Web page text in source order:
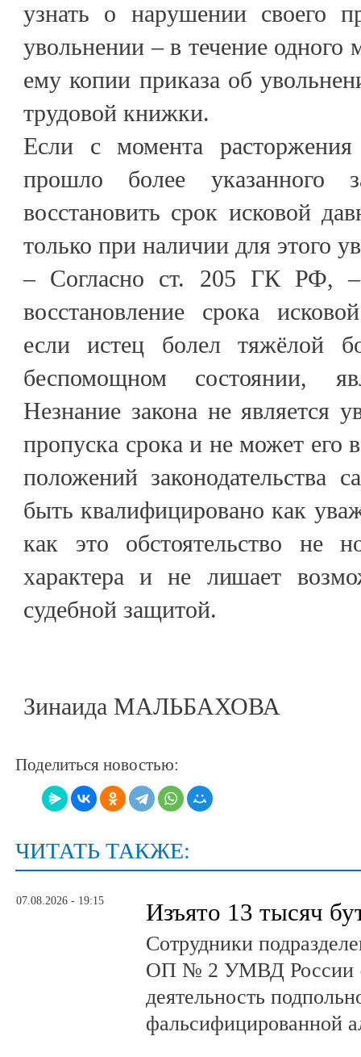
узнать о нарушении своего
увольнении – в течение одного
ему копии приказа об
трудовой книжки.
Если с момента
прошло более указанного
восстановить срок исковой
только при наличии для этого
– Согласно ст. 205 ГК РФ, –
восстановление срока
если истец болел тяжёлой
беспомощном состоянии,
Незнание закона не является
пропуска срока и не может его
положений законодательства
быть квалифицировано как
как это обстоятельство не
характера и не лишает
судебной защитой.
Зинаида МАЛЬБАХОВА
Поделиться новостью:
ЧИТАТЬ ТАКЖЕ:
07.08.2026 - 19:15 Изъято 13 тысяч
Сотрудники
ОП № 2 УМВД России
деятельность
фальсифицированной